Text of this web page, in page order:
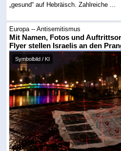
„gesund“ auf Hebräisch. Zahlreiche ...
Europa -- Antisemitismus
Mit Namen, Fotos und
Flyer stellen Israelis an den
Symbolbild / KI